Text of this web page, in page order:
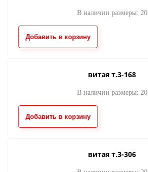
В наличии размеры: 20
Добавить в корзину
витая т.3-168
В наличии размеры: 20
Добавить в корзину
витая т.3-306